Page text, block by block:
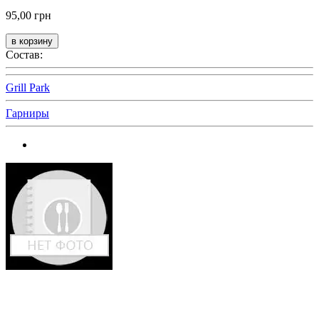
95,00 грн
Состав:
Grill Park
Гарниры